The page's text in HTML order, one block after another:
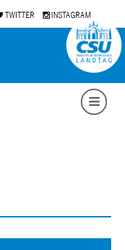
TWITTER INSTAGRAM